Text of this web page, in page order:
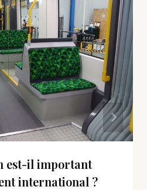
est-il important
international ?